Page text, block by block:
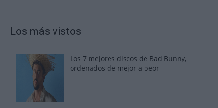
Los más vistos
Los 7 mejores discos de Bad Bunny,
ordenados de mejor a peor